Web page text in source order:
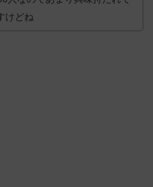
けどね